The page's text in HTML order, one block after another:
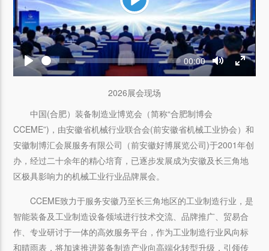
Play
Play
Seek Current
time
00:00
Mute
Toggle
2026展会现场
中国(合肥）装备制造业博览会（简称“合肥制博会
CCEME”)，由安徽省机械行业联合会(前安徽省机械工业协会）和
安徽制博汇会展服务有限公司（前安徽好博展览公司)于2001年创
办，经过二十余年的精心培育，已逐步发展成为安徽及长三角地
区极具影响力的机械工业行业品牌展会。
CCEME致力于服务安徽乃至长三角地区的工业制造行业，是
智能装备及工业制造设备领域进行技术交流、品牌推广、贸易合
作、专业研讨于一体的高效服务平台，作为工业制造行业风向标
和晴雨表，将加速推进装备制造产业向高端化转型升级，引领传